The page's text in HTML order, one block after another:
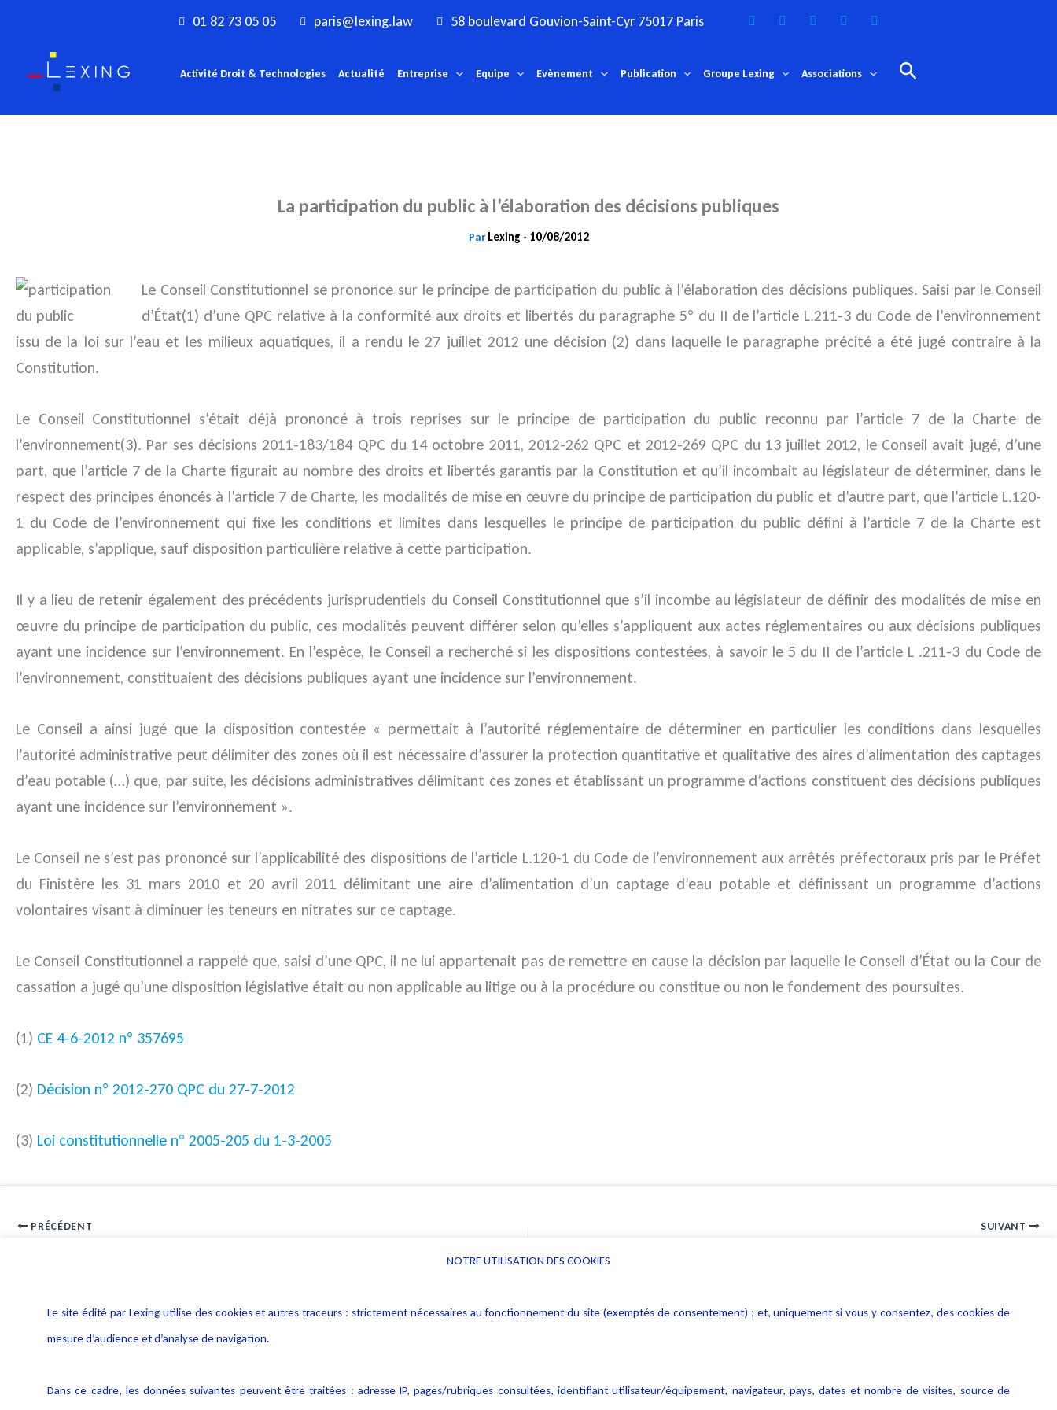
contenu
01 82 73 05 05 paris@lexing.law 58 boulevard Gouvion-Saint-Cyr 75017 Paris
Activité Droit & Technologies Actualité Entreprise Equipe Evènement Publication Groupe Lexing Associations Rechercher
La participation du public à l’élaboration des décisions publiques
Par Lexing - 10/08/2012
Le Conseil Constitutionnel se prononce sur le principe de participation du public à l’élaboration des décisions publiques.Saisi par le Conseil
d’État(1) d’une QPC relative à la conformité aux droits et libertés du paragraphe 5° du II de l’article L.211-3 du Code de l’environnement
issu de la loi sur l’eau et les milieux aquatiques, il a rendu le 27 juillet 2012 une décision (2) dans laquelle le paragraphe précité a été jugé contraire à la
Constitution.
Le Conseil Constitutionnel s’était déjà prononcé à trois reprises sur le principe de participation du public reconnu par l’article 7 de la Charte de
l’environnement(3). Par ses décisions 2011-183/184 QPC du 14 octobre 2011, 2012-262 QPC et 2012-269 QPC du 13 juillet 2012, le Conseil avait jugé, d’une
part, que l’article 7 de la Charte figurait au nombre des droits et libertés garantis par la Constitution et qu’il incombait au législateur de déterminer, dans le
respect des principes énoncés à l’article 7 de Charte, les modalités de mise en œuvre du principe de participation du public et d’autre part, que l’article L.120-
1 du Code de l’environnement qui fixe les conditions et limites dans lesquelles le principe de participation du public défini à l’article 7 de la Charte est
applicable, s’applique, sauf disposition particulière relative à cette participation.
Il y a lieu de retenir également des précédents jurisprudentiels du Conseil Constitutionnel que s’il incombe au législateur de définir des modalités de mise en
œuvre du principe de participation du public, ces modalités peuvent différer selon qu’elles s’appliquent aux actes réglementaires ou aux décisions publiques
ayant une incidence sur l’environnement. En l’espèce, le Conseil a recherché si les dispositions contestées, à savoir le 5 du II de l’article L .211-3 du Code de
l’environnement, constituaient des décisions publiques ayant une incidence sur l’environnement.
Le Conseil a ainsi jugé que la disposition contestée « permettait à l’autorité réglementaire de déterminer en particulier les conditions dans lesquelles
l’autorité administrative peut délimiter des zones où il est nécessaire d’assurer la protection quantitative et qualitative des aires d’alimentation des captages
d’eau potable (…) que, par suite, les décisions administratives délimitant ces zones et établissant un programme d’actions constituent des décisions publiques
ayant une incidence sur l’environnement ».
Le Conseil ne s’est pas prononcé sur l’applicabilité des dispositions de l’article L.120-1 du Code de l’environnement aux arrêtés préfectoraux pris par le Préfet
du Finistère les 31 mars 2010 et 20 avril 2011 délimitant une aire d’alimentation d’un captage d’eau potable et définissant un programme d’actions
volontaires visant à diminuer les teneurs en nitrates sur ce captage.
Le Conseil Constitutionnel a rappelé que, saisi d’une QPC, il ne lui appartenait pas de remettre en cause la décision par laquelle le Conseil d’État ou la Cour de
cassation a jugé qu’une disposition législative était ou non applicable au litige ou à la procédure ou constitue ou non le fondement des poursuites.
(1) CE 4-6-2012 n° 357695
(2) Décision n° 2012-270 QPC du 27-7-2012
(3) Loi constitutionnelle n° 2005-205 du 1-3-2005
PRÉCÉDENT SUIVANT
NOTRE UTILISATION DES COOKIES
Le site édité par Lexing utilise des cookies et autres traceurs : strictement nécessaires au fonctionnement du site (exemptés de consentement) ; et, uniquement si vous y consentez, des cookies de
mesure d’audience et d’analyse de navigation.
Dans ce cadre, les données suivantes peuvent être traitées : adresse IP, pages/rubriques consultées, identifiant utilisateur/équipement, navigateur, pays, dates et nombre de visites, source de